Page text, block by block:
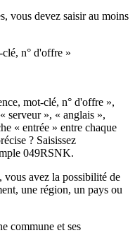
vous devez saisir au moins
n° d'offre »
mot-clé, n° d'offre »,
serveur », « anglais »,
« entrée » entre chaque
? Saisissez
049RSNK.
avez la possibilité de
une région, un pays ou
commune et ses